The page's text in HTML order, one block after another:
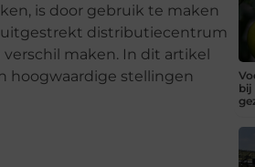
is door gebruik te maken
uitgestrekt distributiecentrum
maken. In dit artikel
hoogwaardige stellingen
bij